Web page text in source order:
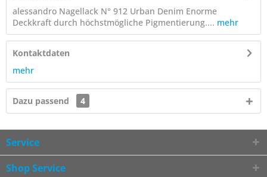
alessandro Nagellack N° 912 Urban Denim Enorme
Deckkraft durch höchstmögliche Pigmentierung.... mehr
Kontaktdaten
mehr
Dazu passend 4
Service
Shop Service